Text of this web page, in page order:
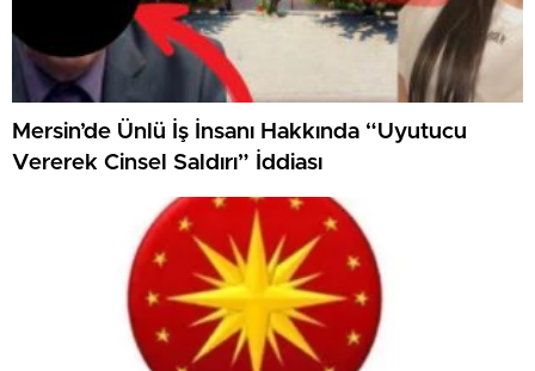
Mersin’de Ünlü İş İnsanı Hakkında “Uyutucu
Vererek Cinsel Saldırı” İddiası